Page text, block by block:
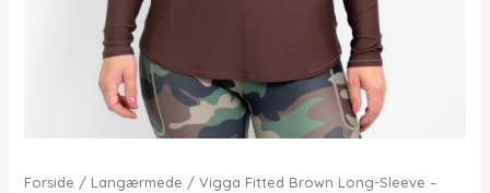
Forside / Langærmede / Vigga Fitted Brown Long-Sleeve –